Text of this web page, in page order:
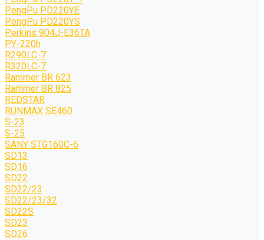
PengPu PD220YE
PengPu PD220YS
Perkins 904J-E36TA
PY-220h
R290LC-7
R320LC-7
Rammer BR 623
Rammer BR 825
REDSTAR
RUNMAX SE460
S-23
S-25
SANY STG160C-6
SD13
SD16
SD22
SD22/23
SD22/23/32
SD22S
SD23
SD26